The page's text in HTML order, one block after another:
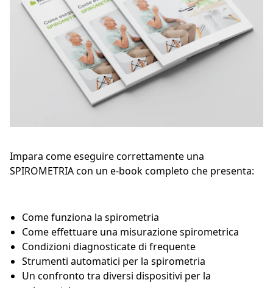
Impara come eseguire correttamente una
SPIROMETRIA con un e-book completo che presenta:
Come funziona la spirometria
Come effettuare una misurazione spirometrica
Condizioni diagnosticate di frequente
Strumenti automatici per la spirometria
Un confronto tra diversi dispositivi per la